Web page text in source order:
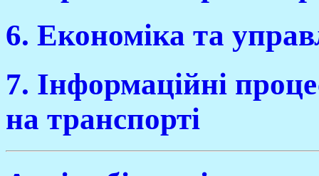
6. Економіка та
7. Інформаційні
на транспорті